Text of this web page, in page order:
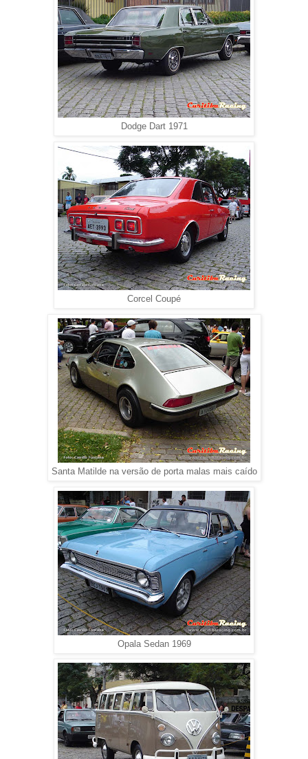
Dodge Dart 1971
Corcel Coupé
Santa Matilde na versão de porta malas mais caído
Opala Sedan 1969